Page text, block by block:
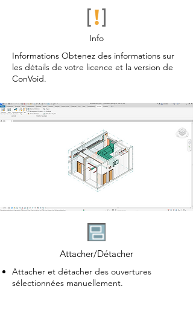
Info
Informations Obtenez des informations sur
les détails de votre licence et la version de
ConVoid.
Attacher/Détacher
Attacher et détacher des ouvertures
sélectionnées manuellement.